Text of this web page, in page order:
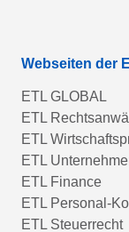
Webseiten der
ETL GLOBAL
ETL
ETL
ETL
ETL Finance
ETL Personal-
ETL Steuerrecht